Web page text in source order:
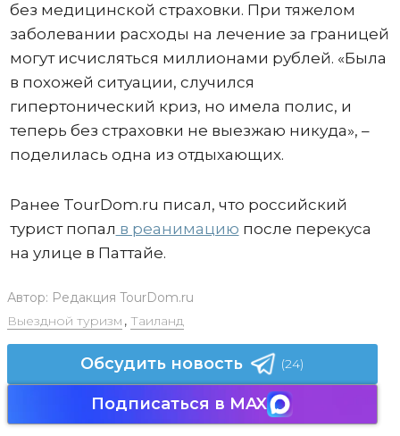
без медицинской страховки. При тяжелом
заболевании расходы на лечение за границей
могут исчисляться миллионами рублей. «Была
в похожей ситуации, случился
гипертонический криз, но имела полис, и
теперь без страховки не выезжаю никуда», –
поделилась одна из отдыхающих.
Ранее TourDom.ru писал, что российский
турист попал в реанимацию после перекуса
на улице в Паттайе.
Автор: Редакция TourDom.ru
Выездной туризм , Таиланд
Обсудить новость (24)
Подписаться в MAX